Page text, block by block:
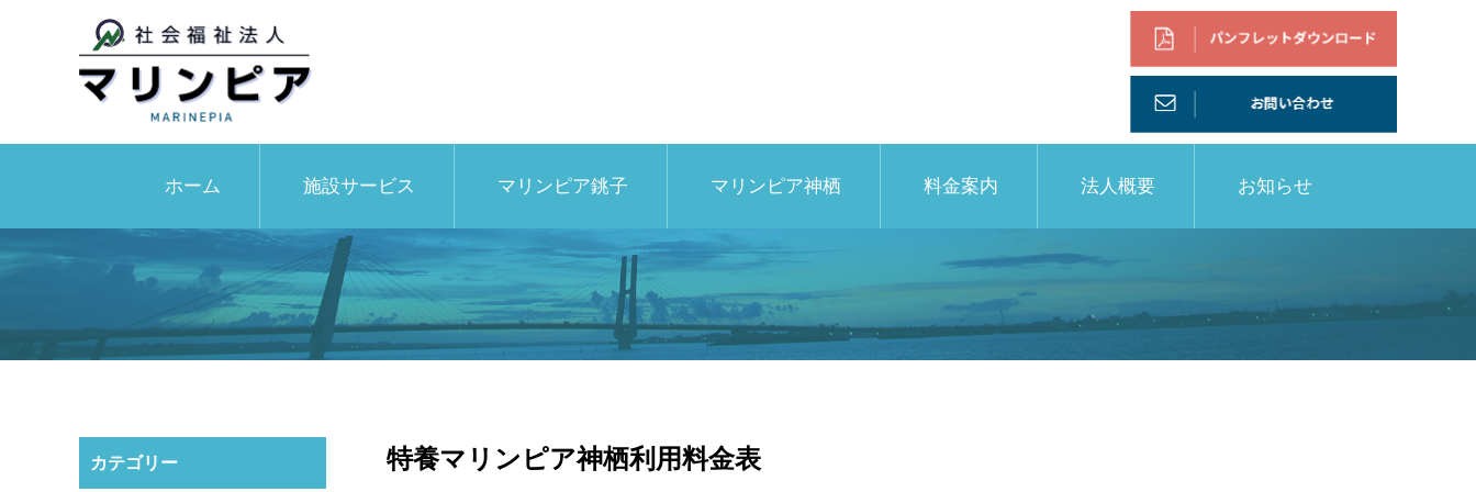
ホーム 施設サービス マリンピア銚子 マリンピア神栖 料金案内 法人概要 お知らせ
特養マリンピア神栖利用料金表
カテゴリー